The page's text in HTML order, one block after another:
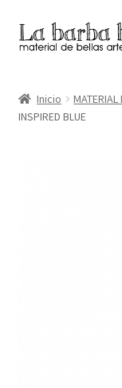
Ir
a
navegación
Ir
al
Carrito
Inicio MATERIAL
INSPIRED BLUE